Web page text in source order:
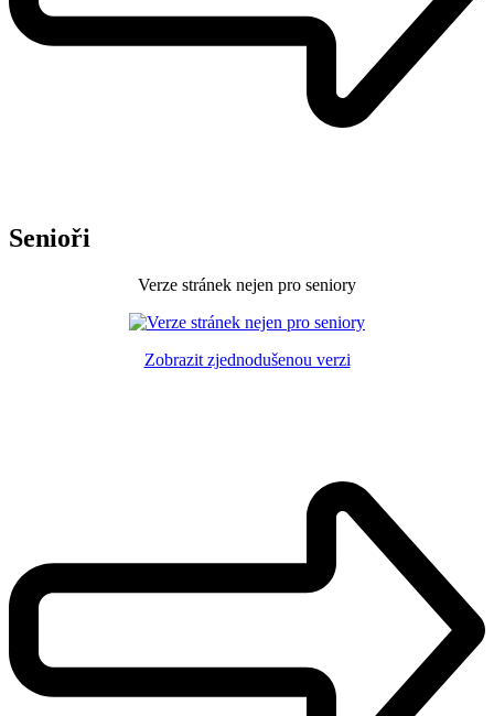
Senioři
Verze stránek nejen pro seniory
Zobrazit zjednodušenou verzi